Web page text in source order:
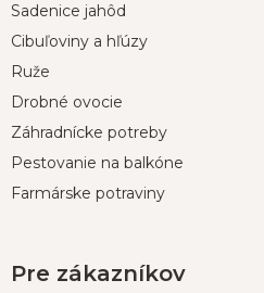
äSadenice jahôd
Cibuľoviny a hľúzy
Ruže
Drobné ovocie
Záhradnícke potreby
Pestovanie na balkóne
Farmárske potraviny
Pre zákazníkov